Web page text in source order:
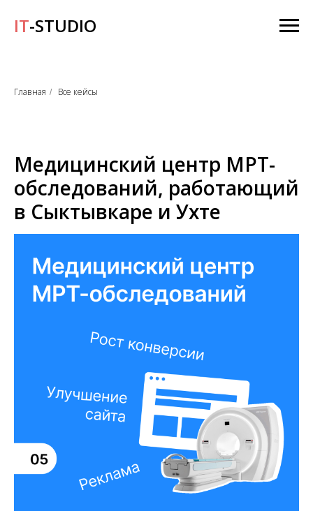
IT-STUDIO
Главная / Все кейсы
Медицинский центр МРТ-
обследований, работающий
в Сыктывкаре и Ухте